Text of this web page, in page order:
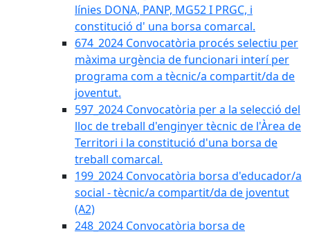
línies DONA, PANP, MG52 I PRGC, i
constitució d' una borsa comarcal.
674_2024 Convocatòria procés selectiu per
màxima urgència de funcionari interí per
programa com a tècnic/a compartit/da de
joventut.
597_2024 Convocatòria per a la selecció del
lloc de treball d'enginyer tècnic de l'Àrea de
Territori i la constitució d'una borsa de
treball comarcal.
199_2024 Convocatòria borsa d'educador/a
social - tècnic/a compartit/da de joventut
(A2)
248_2024 Convocatòria borsa de